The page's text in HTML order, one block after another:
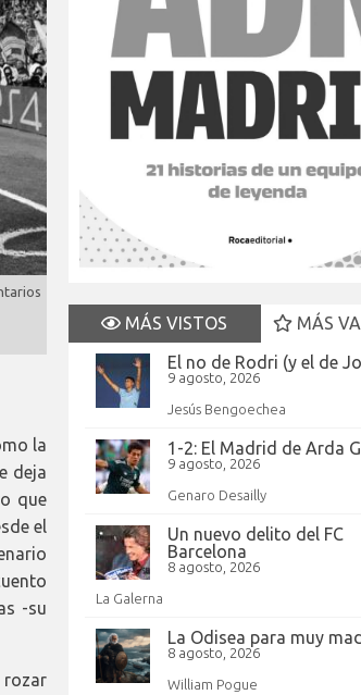
la
deja
que
el
-su
rozar
MÁS VISTOS
MÁS
El no de Rodri (y el de
9 agosto, 2026
Jesús Bengoechea
1-2: El Madrid de Arda
9 agosto, 2026
Genaro Desailly
Un nuevo delito del FC
Barcelona
8 agosto, 2026
La Galerna
La Odisea para muy
8 agosto, 2026
William Pogue